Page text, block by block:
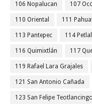
106 Nopalucan 107
110 Oriental 111
113 Pantepec 114
116 Quimixtlán 117
119 Rafael Lara Grajales
121 San Antonio Cañada
123 San Felipe Teotlancingo